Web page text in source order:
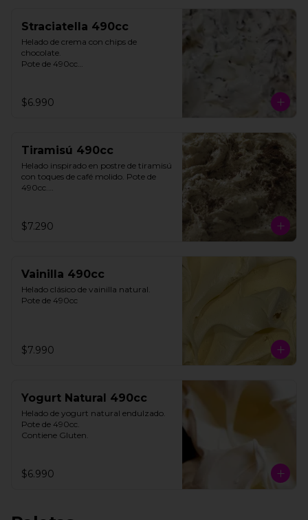
Straciatella 490cc
Helado de crema con chips de
chocolate.
Pote de 490cc
$6.990
Tiramisú 490cc
Helado inspirado en postre de tiramisú
con toques de café molido. Pote de
490cc.
**FOTO REFERENCIAL**
$7.290
Vainilla 490cc
Helado clásico de vainilla natural.
Pote de 490cc
$7.990
Yogurt Natural 490cc
Helado de yogurt natural endulzado.
Pote de 490cc.
Contiene Gluten.
$6.990